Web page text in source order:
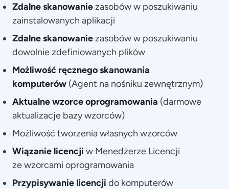
Zdalne skanowaniezasobów w poszukiwaniu
zainstalowanych aplikacji
Zdalne skanowaniezasobóww poszukiwaniu
dowolnie zdefiniowanych plików
Możliwość ręcznego skanowania
komputerów (Agent na nośniku zewnętrznym)
Aktualne wzorce oprogramowania (darmowe
aktualizacje bazy wzorców)
Możliwość tworzenia własnych wzorców
Wiązanie licencji w Menedżerze Licencji
ze wzorcami oprogramowania
Przypisywanie licencji do komputerów